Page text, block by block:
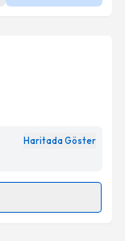
Haritada Göster